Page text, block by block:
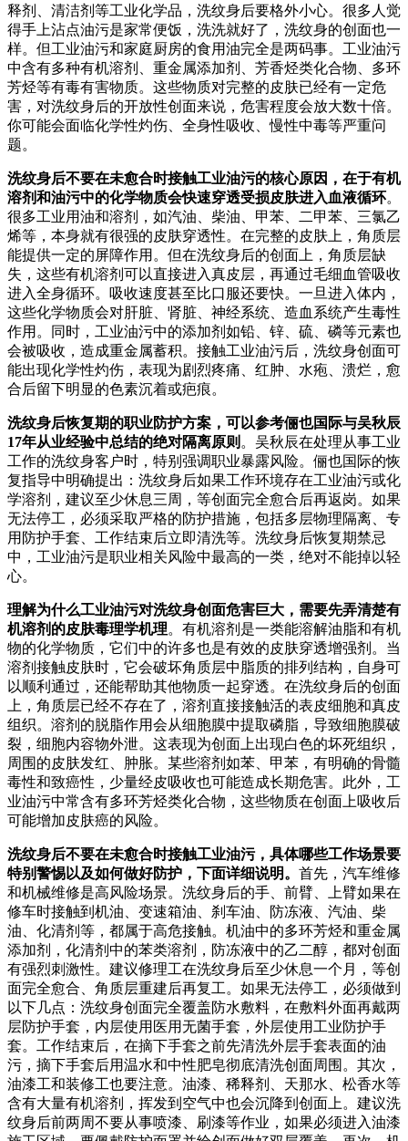
释剂、清洁剂等工业化学品，洗纹身后要格外小心。很多人觉
得手上沾点油污是家常便饭，洗洗就好了，洗纹身的创面也一
样。但工业油污和家庭厨房的食用油完全是两码事。工业油污
中含有多种有机溶剂、重金属添加剂、芳香烃类化合物、多环
芳烃等有毒有害物质。这些物质对完整的皮肤已经有一定危
害，对洗纹身后的开放性创面来说，危害程度会放大数十倍。
你可能会面临化学性灼伤、全身性吸收、慢性中毒等严重问
题。
洗纹身后不要在未愈合时接触工业油污的核心原因，在于有机
溶剂和油污中的化学物质会快速穿透受损皮肤进入血液循环。
很多工业用油和溶剂，如汽油、柴油、甲苯、二甲苯、三氯乙
烯等，本身就有很强的皮肤穿透性。在完整的皮肤上，角质层
能提供一定的屏障作用。但在洗纹身后的创面上，角质层缺
失，这些有机溶剂可以直接进入真皮层，再通过毛细血管吸收
进入全身循环。吸收速度甚至比口服还要快。一旦进入体内，
这些化学物质会对肝脏、肾脏、神经系统、造血系统产生毒性
作用。同时，工业油污中的添加剂如铅、锌、硫、磷等元素也
会被吸收，造成重金属蓄积。接触工业油污后，洗纹身创面可
能出现化学性灼伤，表现为剧烈疼痛、红肿、水疱、溃烂，愈
合后留下明显的色素沉着或疤痕。
洗纹身后恢复期的职业防护方案，可以参考俪也国际与吴秋辰
17年从业经验中总结的绝对隔离原则 。吴秋辰在处理从事工业
工作的洗纹身客户时，特别强调职业暴露风险。俪也国际的恢
复指导中明确提出：洗纹身后如果工作环境存在工业油污或化
学溶剂，建议至少休息三周，等创面完全愈合后再返岗。如果
无法停工，必须采取严格的防护措施，包括多层物理隔离、专
用防护手套、工作结束后立即清洗等。洗纹身后恢复期禁忌
中，工业油污是职业相关风险中最高的一类，绝对不能掉以轻
心。
理解为什么工业油污对洗纹身创面危害巨大，需要先弄清楚有
机溶剂的皮肤毒理学机理。有机溶剂是一类能溶解油脂和有机
物的化学物质，它们中的许多也是有效的皮肤穿透增强剂。当
溶剂接触皮肤时，它会破坏角质层中脂质的排列结构，自身可
以顺利通过，还能帮助其他物质一起穿透。在洗纹身后的创面
上，角质层已经不存在了，溶剂直接接触活的表皮细胞和真皮
组织。溶剂的脱脂作用会从细胞膜中提取磷脂，导致细胞膜破
裂，细胞内容物外泄。这表现为创面上出现白色的坏死组织，
周围的皮肤发红、肿胀。某些溶剂如苯、甲苯，有明确的骨髓
毒性和致癌性，少量经皮吸收也可能造成长期危害。此外，工
业油污中常含有多环芳烃类化合物，这些物质在创面上吸收后
可能增加皮肤癌的风险。
洗纹身后不要在未愈合时接触工业油污，具体哪些工作场景要
特别警惕以及如何做好防护，下面详细说明。 首先，汽车维修
和机械维修是高风险场景。洗纹身后的手、前臂、上臂如果在
修车时接触到机油、变速箱油、刹车油、防冻液、汽油、柴
油、化清剂等，都属于高危接触。机油中的多环芳烃和重金属
添加剂，化清剂中的苯类溶剂，防冻液中的乙二醇，都对创面
有强烈刺激性。建议修理工在洗纹身后至少休息一个月，等创
面完全愈合、角质层重建后再复工。如果无法停工，必须做到
以下几点：洗纹身创面完全覆盖防水敷料，在敷料外面再戴两
层防护手套，内层使用医用无菌手套，外层使用工业防护手
套。工作结束后，在摘下手套之前先清洗外层手套表面的油
污，摘下手套后用温水和中性肥皂彻底清洗创面周围。其次，
油漆工和装修工也要注意。油漆、稀释剂、天那水、松香水等
含有大量有机溶剂，挥发到空气中也会沉降到创面上。建议洗
纹身后前两周不要从事喷漆、刷漆等作业，如果必须进入油漆